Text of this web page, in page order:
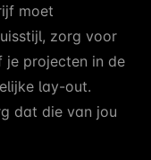
moet
zorg voor
projecten in de
lay-out.
dat die van jou